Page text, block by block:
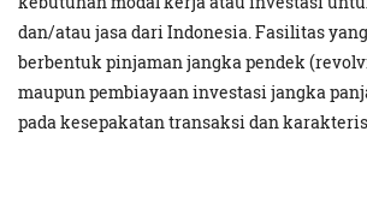
dan/atau jasa dari Indonesia. Fasilitas
berbentuk pinjaman jangka pendek
maupun pembiayaan investasi jangka
pada kesepakatan transaksi dan